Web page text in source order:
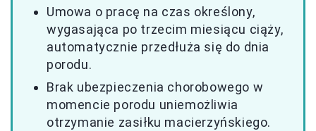
Umowa o pracę na czas określony,
wygasająca po trzecim miesiącu ciąży,
automatycznie przedłuża się do dnia
porodu.
Brak ubezpieczenia chorobowego w
momencie porodu uniemożliwia
otrzymanie zasiłku macierzyńskiego.